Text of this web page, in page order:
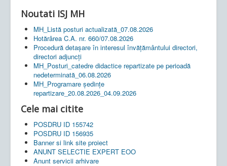
Noutati ISJ MH
MH_Listă posturi actualizată_07.08.2026
Hotărârea C.A. nr. 660/07.08.2026
Procedură detașare în interesul învățământului directori,
directori adjuncți
MH_Posturi_catedre didactice repartizate pe perioadă
nedeterminată_06.08.2026
MH_Programare ședințe
repartizare_20.08.2026_04.09.2026
Cele mai citite
POSDRU ID 155742
POSDRU ID 156935
Banner si link site proiect
ANUNT SELECTIE EXPERT EOO
Anunt servicii arhivare